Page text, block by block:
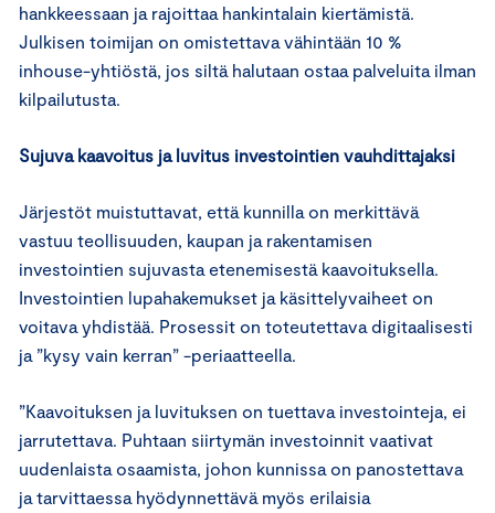
hankkeessaan ja rajoittaa hankintalain kiertämistä.
Julkisen toimijan on omistettava vähintään 10 %
inhouse-yhtiöstä, jos siltä halutaan ostaa palveluita ilman
kilpailutusta.
Sujuva kaavoitus ja luvitus investointien vauhdittajaksi
Järjestöt muistuttavat, että kunnilla on merkittävä
vastuu teollisuuden, kaupan ja rakentamisen
investointien sujuvasta etenemisestä kaavoituksella.
Investointien lupahakemukset ja käsittelyvaiheet on
voitava yhdistää. Prosessit on toteutettava digitaalisesti
ja ”kysy vain kerran” -periaatteella.
”Kaavoituksen ja luvituksen on tuettava investointeja, ei
jarrutettava. Puhtaan siirtymän investoinnit vaativat
uudenlaista osaamista, johon kunnissa on panostettava
ja tarvittaessa hyödynnettävä myös erilaisia